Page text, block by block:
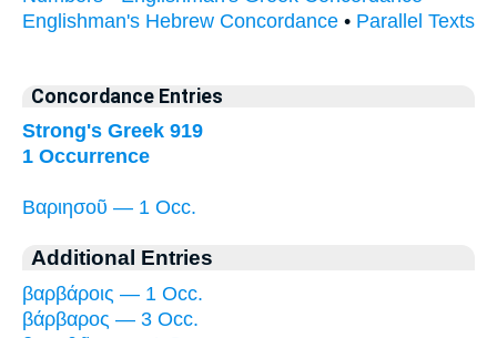
Englishman's Hebrew Concordance • Parallel Texts
Concordance Entries
Strong's Greek 919
1 Occurrence
Βαριησοῦ — 1 Occ.
Additional Entries
βαρβάροις — 1 Occ.
βάρβαρος — 3 Occ.